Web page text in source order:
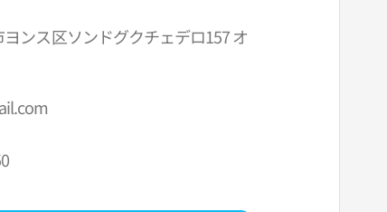
ンス区ソンドグクチェデロ157 オ